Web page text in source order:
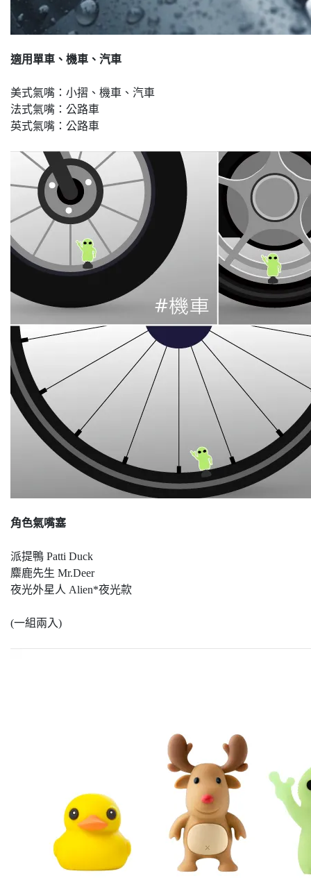
適用單車、機車、汽車
美式氣嘴：小摺、機車、汽車
法式氣嘴：公路車
英式氣嘴：公路車
角色氣嘴塞
派提鴨 Patti Duck
麋鹿先生 Mr.Deer
夜光外星人 Alien*夜光款
(一組兩入)